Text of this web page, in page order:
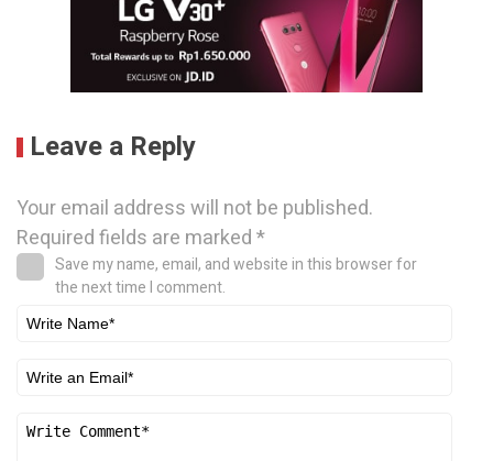
Leave a Reply
Your email address will not be published.
Required fields are marked*
Save my name, email, and website in this browser for
the next time I comment.